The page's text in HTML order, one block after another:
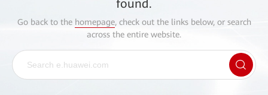
found.
Go back to the homepage, check out the links below, or search
across the entire website.